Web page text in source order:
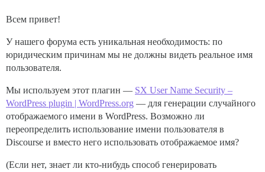
Всем привет!
У нашего форума есть уникальная необходимость: по
юридическим причинам мы не должны видеть реальное имя
пользователя.
Мы используем этот плагин — SX User Name Security –
WordPress plugin | WordPress.org — для генерации случайного
отображаемого имени в WordPress. Возможно ли
переопределить использование имени пользователя в
Discourse и вместо него использовать отображаемое имя?
(Если нет, знает ли кто-нибудь способ генерировать